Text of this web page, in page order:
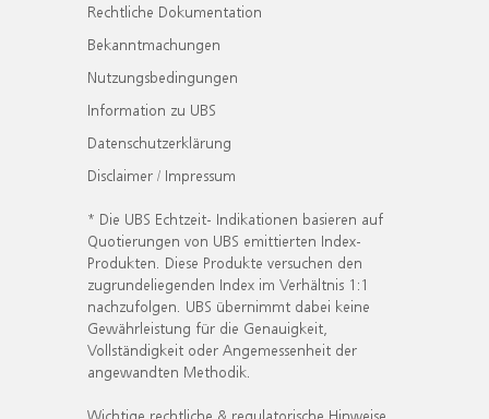
Rechtliche Dokumentation
Bekanntmachungen
Nutzungsbedingungen
Information zu UBS
Datenschutzerklärung
Disclaimer / Impressum
* Die UBS Echtzeit- Indikationen basieren auf
Quotierungen von UBS emittierten Index-
Produkten. Diese Produkte versuchen den
zugrundeliegenden Index im Verhältnis 1:1
nachzufolgen. UBS übernimmt dabei keine
Gewährleistung für die Genauigkeit,
Vollständigkeit oder Angemessenheit der
angewandten Methodik.